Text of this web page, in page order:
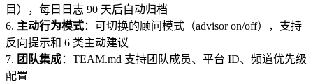
目），每日日志 90 天后自动归档
6. 主动行为模式：可切换的顾问模式（advisor on/off），支持
反向提示和 6 类主动建议
7. 团队集成：TEAM.md 支持团队成员、平台 ID、频道优先级
配置